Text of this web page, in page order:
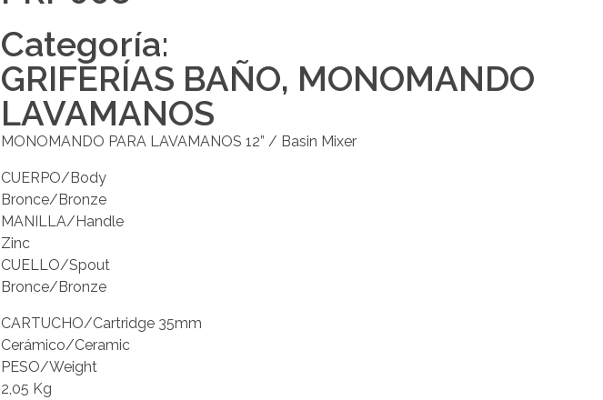
Categoría:
GRIFERÍAS BAÑO, MONOMANDO
LAVAMANOS
MONOMANDO PARA LAVAMANOS 12” / Basin Mixer
CUERPO/Body
Bronce/Bronze
MANILLA/Handle
Zinc
CUELLO/Spout
Bronce/Bronze
CARTUCHO/Cartridge 35mm
Cerámico/Ceramic
PESO/Weight
2,05 Kg